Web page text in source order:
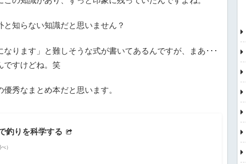
知らない知識だと思いません？
ります」と難しそうな式が書いてあるんですが、まあ･･･
ですけどね。笑
秀なまとめ本だと思います。
釣りを科学する
）